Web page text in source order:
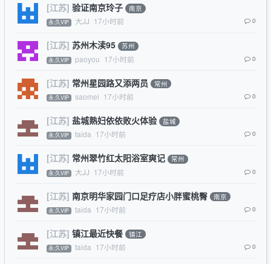
[江苏] 验证南京玲子 南京
永.久VIP 大JJ 17小时前 0
[江苏] 苏州木渎95 苏州
永.久VIP paoyou 17小时前 0
[江苏] 常州星园路又添两员 常州
永.久VIP saomei 17小时前 0
[江苏] 盐城熟妇依依败火体验 盐城
永.久VIP taida 17小时前 0
[江苏] 常州翠竹红太阳浴室爽记 常州
永.久VIP 大JJ 17小时前 0
[江苏] 南京明华家园门口足疗店小胖蜜桃臀 南京
永.久VIP taida 17小时前 0
[江苏] 镇江最近快餐 镇江
永.久VIP taida 17小时前 0